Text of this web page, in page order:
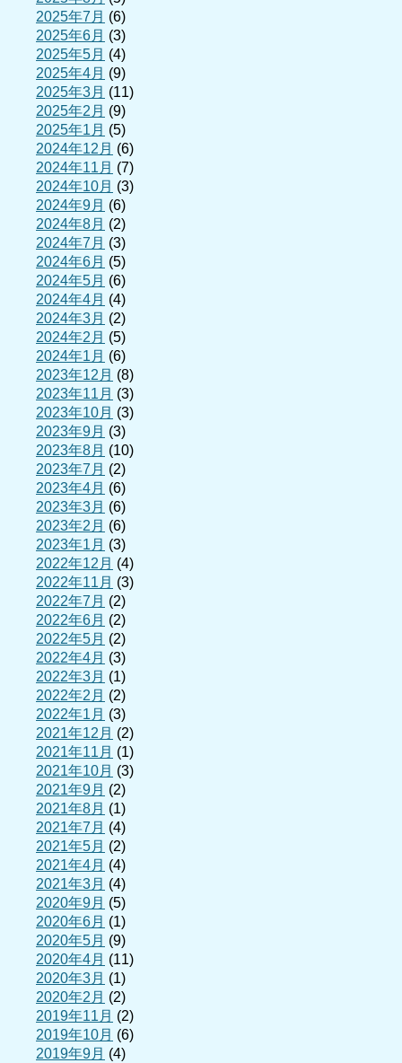
2025年7月 (6)
2025年6月 (3)
2025年5月 (4)
2025年4月 (9)
2025年3月 (11)
2025年2月 (9)
2025年1月 (5)
2024年12月 (6)
2024年11月 (7)
2024年10月 (3)
2024年9月 (6)
2024年8月 (2)
2024年7月 (3)
2024年6月 (5)
2024年5月 (6)
2024年4月 (4)
2024年3月 (2)
2024年2月 (5)
2024年1月 (6)
2023年12月 (8)
2023年11月 (3)
2023年10月 (3)
2023年9月 (3)
2023年8月 (10)
2023年7月 (2)
2023年4月 (6)
2023年3月 (6)
2023年2月 (6)
2023年1月 (3)
2022年12月 (4)
2022年11月 (3)
2022年7月 (2)
2022年6月 (2)
2022年5月 (2)
2022年4月 (3)
2022年3月 (1)
2022年2月 (2)
2022年1月 (3)
2021年12月 (2)
2021年11月 (1)
2021年10月 (3)
2021年9月 (2)
2021年8月 (1)
2021年7月 (4)
2021年5月 (2)
2021年4月 (4)
2021年3月 (4)
2020年9月 (5)
2020年6月 (1)
2020年5月 (9)
2020年4月 (11)
2020年3月 (1)
2020年2月 (2)
2019年11月 (2)
2019年10月 (6)
2019年9月 (4)